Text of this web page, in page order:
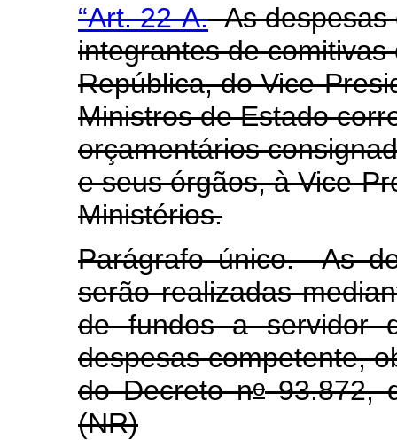
“Art. 22-A.As despesas
integrantes de
República, do Vice-
Ministros de Estado
orçamentários
e seus órgãos, à Vice-
Ministérios.
Parágrafo único. As
serão realizadas
de fundos a servidor
despesas competente,
do Decreto no93.872,
(NR)